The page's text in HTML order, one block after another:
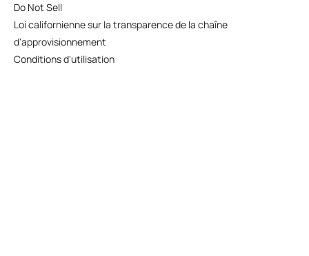
Do Not Sell
Loi californienne sur la transparence de la chaîne
d'approvisionnement
Conditions d'utilisation